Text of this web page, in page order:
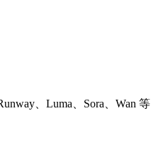
、Luma、Sora、Wan 等